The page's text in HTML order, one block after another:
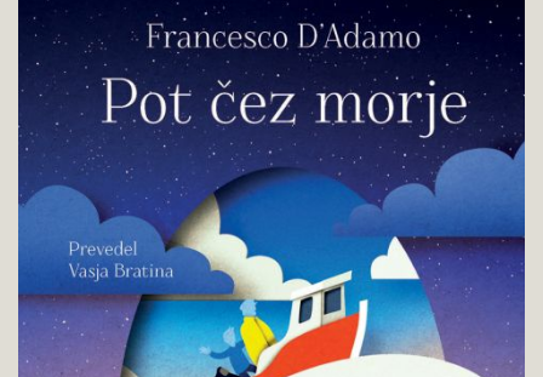
D’Adamo
Pot
čez
morje
v
knjigo